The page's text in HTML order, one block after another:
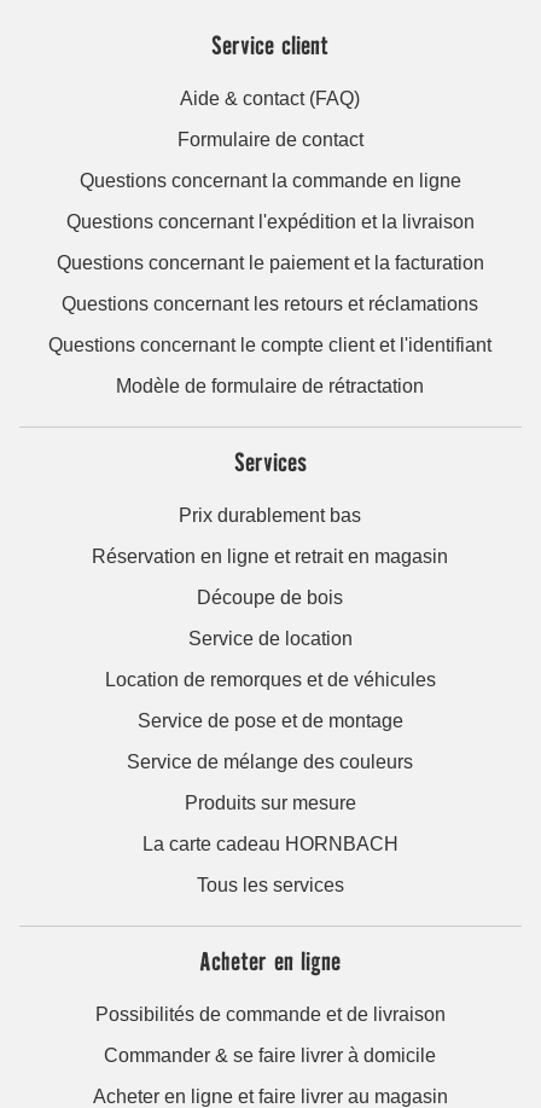
Service client
Aide & contact (FAQ)
Formulaire de contact
Questions concernant la commande en ligne
Questions concernant l'expédition et la livraison
Questions concernant le paiement et la facturation
Questions concernant les retours et réclamations
Questions concernant le compte client et l'identifiant
Modèle de formulaire de rétractation
Services
Prix durablement bas
Réservation en ligne et retrait en magasin
Découpe de bois
Service de location
Location de remorques et de véhicules
Service de pose et de montage
Service de mélange des couleurs
Produits sur mesure
La carte cadeau HORNBACH
Tous les services
Acheter en ligne
Possibilités de commande et de livraison
Commander & se faire livrer à domicile
Acheter en ligne et faire livrer au magasin